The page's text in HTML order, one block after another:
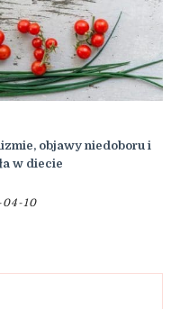
objawy niedoboru i
w diecie
04-10